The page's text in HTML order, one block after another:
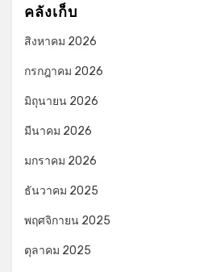
คลังเก็บ
สิงหาคม 2026
กรกฎาคม 2026
มิถุนายน 2026
มีนาคม 2026
มกราคม 2026
ธันวาคม 2025
พฤศจิกายน 2025
ตุลาคม 2025